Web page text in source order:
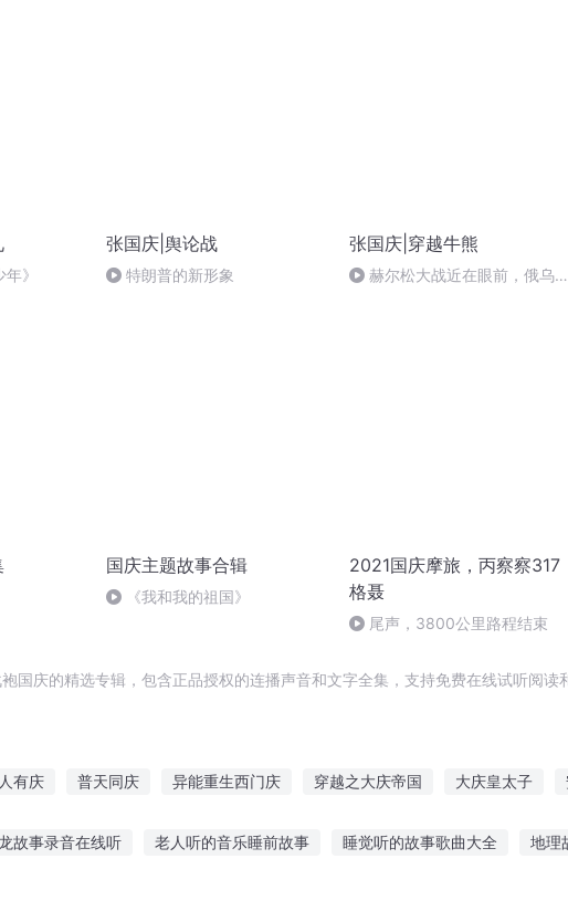
》
张国庆|舆论战
特朗普的新形象
张国庆|穿越牛熊
赫尔松大战近在眼前，俄乌冲
国庆主题故事合辑
《我和我的祖国》
2021国庆摩旅，丙察察317
格聂
尾声，3800公里路程结束
国庆的精选专辑，包含正品授权的连播声音和文字全集，支持免费在线试听阅读
有庆 普天同庆 异能重生西门庆 穿越之大庆帝国 大庆皇太子
故事录音在线听 老人听的音乐睡前故事 睡觉听的故事歌曲大全 地理